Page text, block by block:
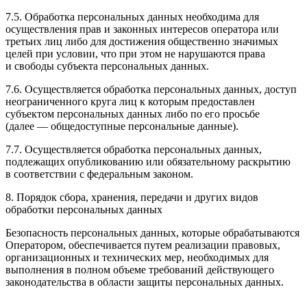
7.5. Обработка персональных данных необходима для
осуществления прав и законных интересов оператора или
третьих лиц либо для достижения общественно значимых
целей при условии, что при этом не нарушаются права
и свободы субъекта персональных данных.
7.6. Осуществляется обработка персональных данных, доступ
неограниченного круга лиц к которым предоставлен
субъектом персональных данных либо по его просьбе
(далее — общедоступные персональные данные).
7.7. Осуществляется обработка персональных данных,
подлежащих опубликованию или обязательному раскрытию
в соответствии с федеральным законом.
8. Порядок сбора, хранения, передачи и других видов
обработки персональных данных
Безопасность персональных данных, которые обрабатываются
Оператором, обеспечивается путем реализации правовых,
организационных и технических мер, необходимых для
выполнения в полном объеме требований действующего
законодательства в области защиты персональных данных.